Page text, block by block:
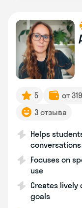
5 от
3 отзыва
Helps
conversations
Focuses on
use
Creates
goals